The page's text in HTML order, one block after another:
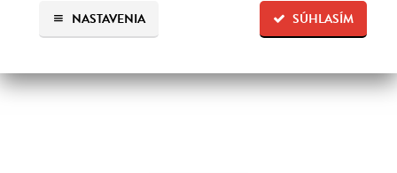
SÚHLASÍM
NASTAVENIA
17,96 €